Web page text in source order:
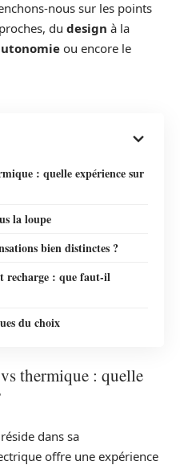
nous sur les points
du design à la
ou encore le
: quelle expérience sur
la loupe
bien distinctes ?
recharge : que faut-il
du choix
thermique : quelle
réside dans sa
offre une expérience